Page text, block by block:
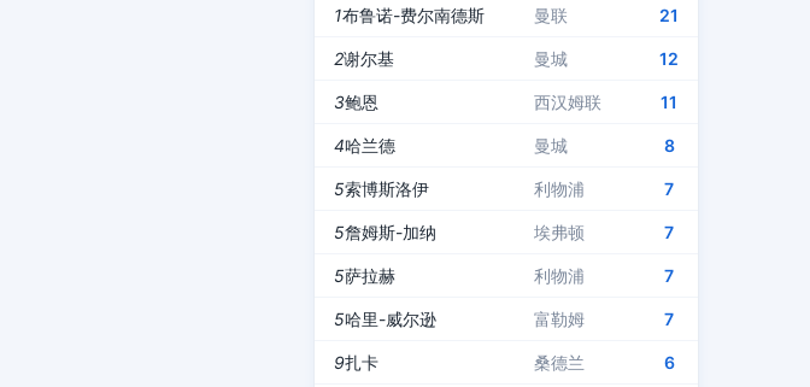
1布鲁诺-费尔南德斯 曼联 21
2谢尔基 曼城 12
3鲍恩 西汉姆联 11
4哈兰德 曼城 8
5索博斯洛伊 利物浦 7
5詹姆斯-加纳 埃弗顿 7
5萨拉赫 利物浦 7
5哈里-威尔逊 富勒姆 7
9扎卡 桑德兰 6